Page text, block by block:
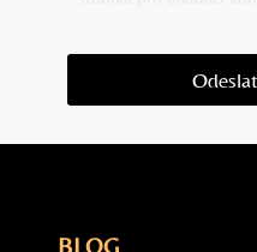
BLOG